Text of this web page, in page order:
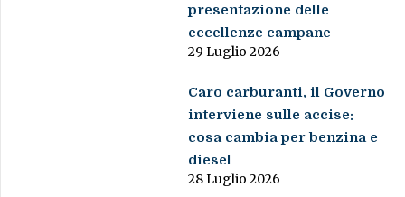
presentazione delle
eccellenze campane
29 Luglio 2026
Caro carburanti, il Governo
interviene sulle accise:
cosa cambia per benzina e
diesel
28 Luglio 2026